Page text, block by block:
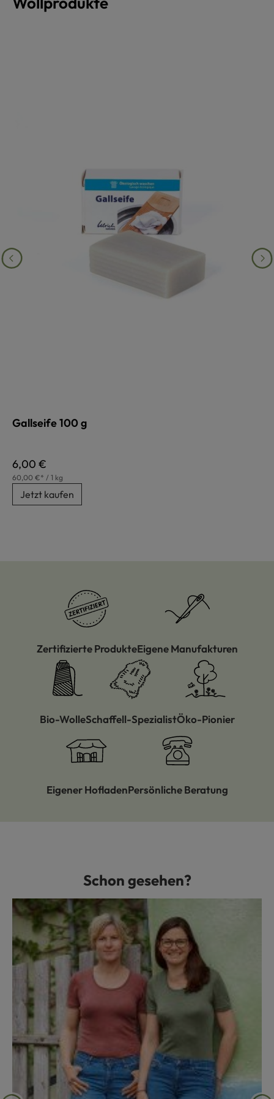
Gallseife 100 g
Regulärer Preis:
6,00 €
60,00 €* / 1 kg
Jetzt kaufen
Zertifizierte ProdukteEigene Manufakturen
Bio-WolleSchaffell-SpezialistÖko-Pionier
Eigener HofladenPersönliche Beratung
Produktgalerie überspringenSchon gesehen?